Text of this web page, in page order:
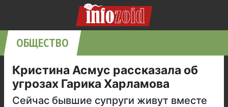
ОБЩЕСТВО
Кристина Асмус рассказала об
угрозах Гарика Харламова
Сейчас бывшие супруги живут вместе